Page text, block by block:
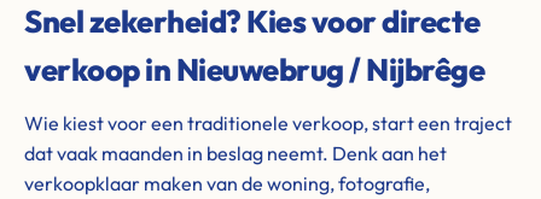
Snel zekerheid? Kies voor directe
verkoop in Nieuwebrug / Nijbrêge
Wie kiest voor een traditionele verkoop, start een traject
dat vaak maanden in beslag neemt. Denk aan het
verkoopklaar maken van de woning, fotografie,